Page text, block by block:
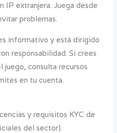
IP extranjera. Juega desde
problemas.
informativo y está dirigido
responsabilidad. Si crees
juego, consulta recursos
en tu cuenta.
y requisitos KYC de
del sector).